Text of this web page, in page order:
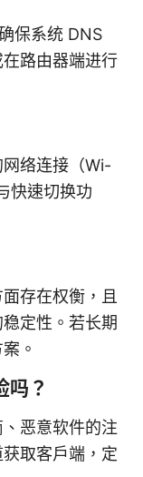
保系统 DNS
路由器端进行
络连接（Wi-
快速切换功
存在权衡，且
定性。若长期
。
吗？
恶意软件的注
取客户端，定